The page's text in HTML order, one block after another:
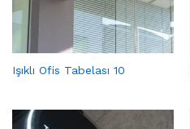
Işıklı Ofis Tabelası 10